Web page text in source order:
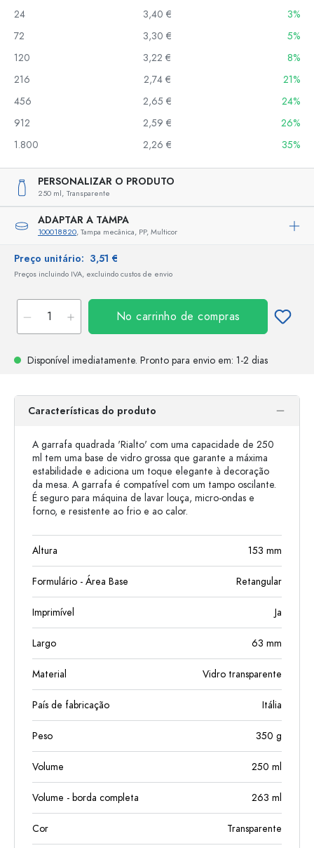
24
3,40 €
3%
72
3,30 €
5%
120
3,22 €
8%
216
2,74 €
21%
456
2,65 €
24%
912
2,59 €
26%
1.800
2,26 € 35%
PERSONALIZAR O PRODUTO
250 ml, Transparente
ADAPTAR A TAMPA
100018820, Tampa mecânica, PP, Multicor
Preço unitário: 3,51 €
Preços incluindo IVA, excluindo custos de envio
No carrinho de compras
Disponível imediatamente. Pronto para envio em: 1-2 dias
Características do produto
A garrafa quadrada 'Rialto' com uma capacidade de 250
ml tem uma base de vidro grossa que garante a máxima
estabilidade e adiciona um toque elegante à decoração
da mesa. A garrafa é compatível com um tampo oscilante.
É seguro para máquina de lavar louça, micro-ondas e
forno, e resistente ao frio e ao calor.
Altura 153 mm
Formulário - Área Base Retangular
Imprimível Ja
Largo 63 mm
Material Vidro transparente
País de fabricação Itália
Peso 350 g
Volume 250 ml
Volume - borda completa 263 ml
Cor Transparente